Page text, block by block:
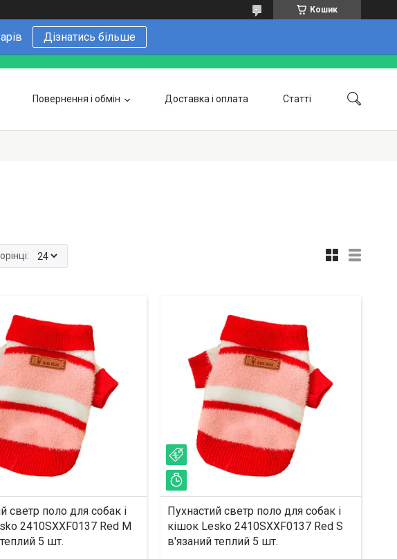
Кошик
Дізнатись більше
Повернення і обмін Доставка і оплата Статті
светр поло для собак і
2410SXXF0137 Red M
5 шт.
–23%
Пухнастий светр поло для собак і
кішок Lesko 2410SXXF0137 Red S
в'язаний теплий 5 шт.